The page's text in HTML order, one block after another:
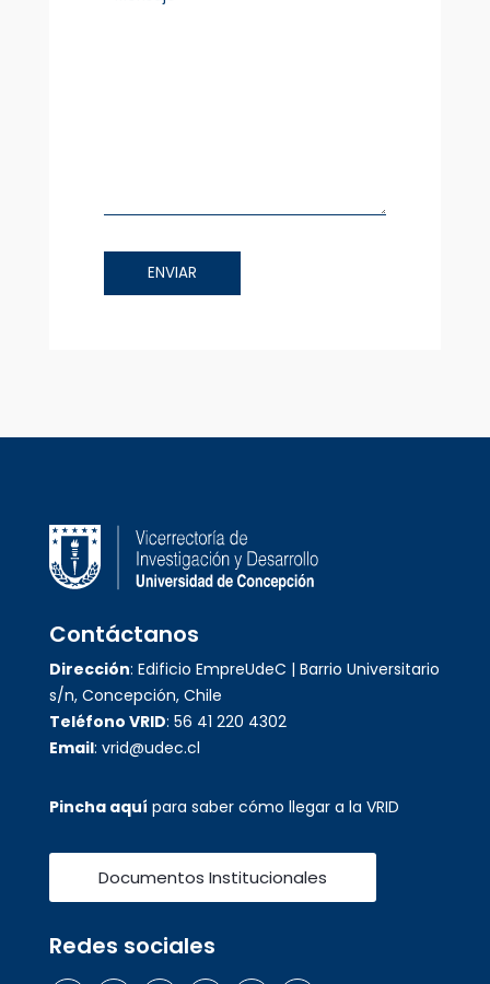
Contáctanos
Dirección: Edificio EmpreUdeC | Barrio Universitario
s/n, Concepción, Chile
Teléfono VRID: 56 41 220 4302
Email: vrid@udec.cl
Pincha aquí para saber cómo llegar a la VRID
Documentos Institucionales
Redes sociales